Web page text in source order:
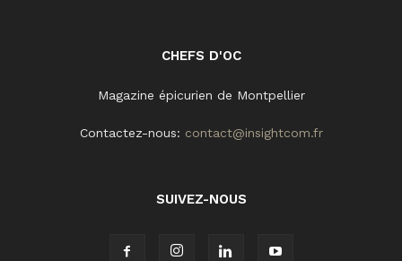
CHEFS D'OC
Magazine épicurien de Montpellier
Contactez-nous: contact@insightcom.fr
SUIVEZ-NOUS